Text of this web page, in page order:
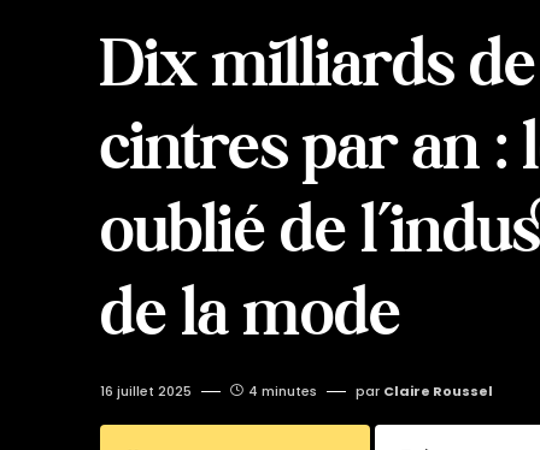
Dix milliards de
cintres par an :
oublié de
de la mode
16 juillet 2025 4 minutes par Claire Roussel